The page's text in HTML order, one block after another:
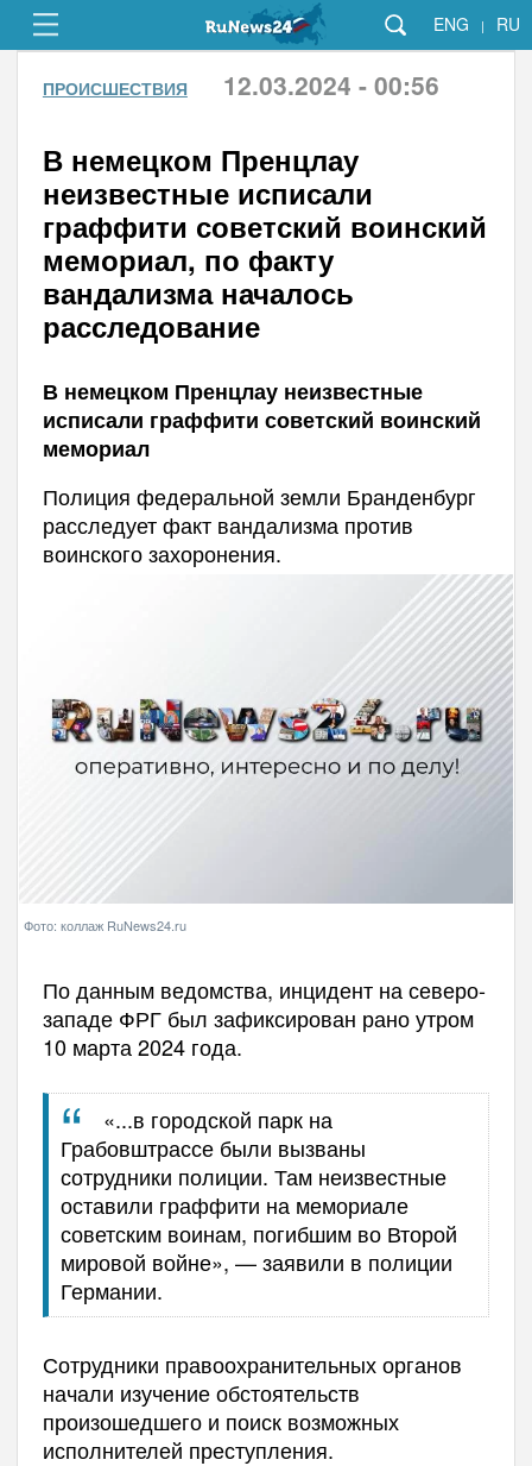
ENG | RU
ПРОИСШЕСТВИЯ 12.03.2024 - 00:56
В немецком Пренцлау
неизвестные исписали
граффити советский воинский
мемориал, по факту
вандализма началось
расследование
В немецком Пренцлау неизвестные
исписали граффити советский воинский
мемориал
Полиция федеральной земли Бранденбург
расследует факт вандализма против
воинского захоронения.
Фото: коллаж RuNews24.ru
По данным ведомства, инцидент на северо-
западе ФРГ был зафиксирован рано утром
10 марта 2024 года.
«...в городской парк на
Грабовштрассе были вызваны
сотрудники полиции. Там неизвестные
оставили граффити на мемориале
советским воинам, погибшим во Второй
мировой войне», — заявили в полиции
Германии.
Сотрудники правоохранительных органов
начали изучение обстоятельств
произошедшего и поиск возможных
исполнителей преступления.